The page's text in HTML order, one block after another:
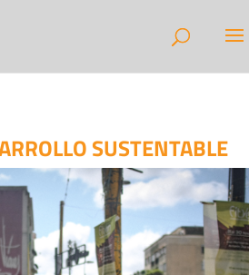
SUSTENTABLE